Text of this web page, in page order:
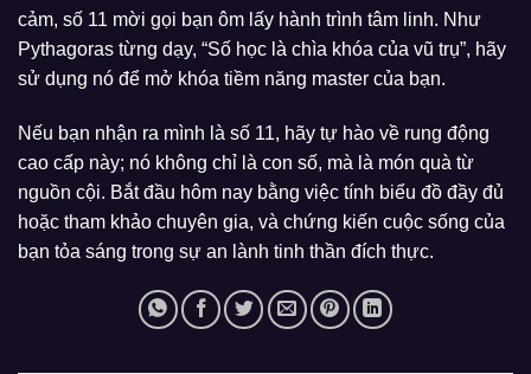
cảm, số 11 mời gọi bạn ôm lấy hành trình tâm linh. Như
Pythagoras từng dạy, “Số học là chìa khóa của vũ trụ”, hãy
sử dụng nó để mở khóa tiềm năng master của bạn.
Nếu bạn nhận ra mình là số 11, hãy tự hào về rung động
cao cấp này; nó không chỉ là con số, mà là món quà từ
nguồn cội. Bắt đầu hôm nay bằng việc tính biểu đồ đầy đủ
hoặc tham khảo chuyên gia, và chứng kiến cuộc sống của
bạn tỏa sáng trong sự an lành tinh thần đích thực.